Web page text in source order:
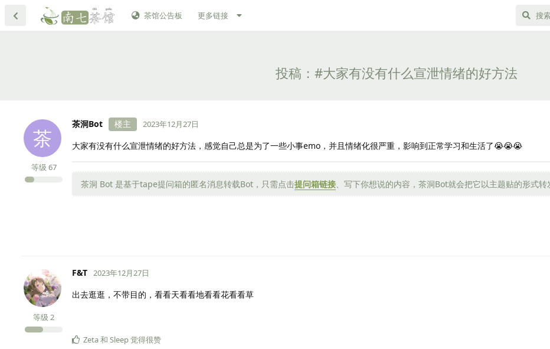
茶馆公告板 更多链接
投稿：#大家有没有什么宣泄情绪的好方法
茶
茶洞Bot 楼主
等级 67
2023年12月27日
大家有没有什么宣泄情绪的好方法，感觉自己总是为了一些小事emo，并且情绪化很严重，影响到正常学习和生活了😭😭😭
茶洞 Bot 是基于tape提问箱的匿名消息转载Bot，只需点击提问箱链接、写下你想说的内容，茶洞Bot就会把它以主题贴的形式转
F&T
等级 2
2023年12月27日
出去逛逛，不带目的，看看天看看地看看花看看草
Zeta和 Sleep觉得很赞